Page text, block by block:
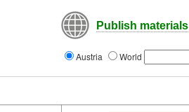
Publish materials
Austria World